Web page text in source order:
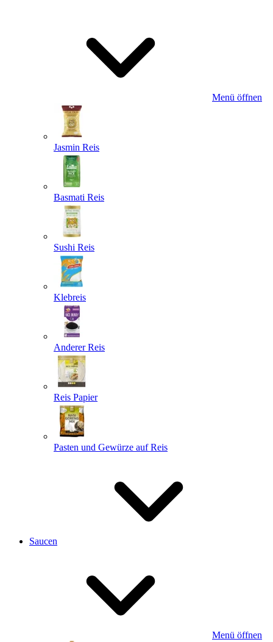
Menü öffnen
Jasmin Reis
Basmati Reis
Sushi Reis
Klebreis
Anderer Reis
Reis Papier
Pasten und Gewürze auf Reis
Saucen
Menü öffnen